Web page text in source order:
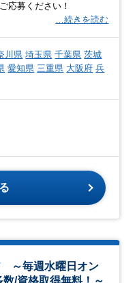
応募ください！
…続きを読む
川県 埼玉県 千葉県 茨城
愛知県 三重県 大阪府 兵
～毎週水曜日オン
/資格取得無料！～